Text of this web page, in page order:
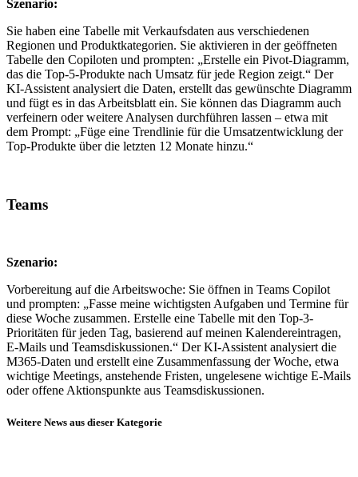
Szenario:
Sie haben eine Tabelle mit Verkaufsdaten aus verschiedenen
Regionen und Produktkategorien. Sie aktivieren in der geöffneten
Tabelle den Copiloten und prompten: „Erstelle ein Pivot-Diagramm,
das die Top-5-Produkte nach Umsatz für jede Region zeigt.“ Der
KI-Assistent analysiert die Daten, erstellt das gewünschte Diagramm
und fügt es in das Arbeitsblatt ein. Sie können das Diagramm auch
verfeinern oder weitere Analysen durchführen lassen – etwa mit
dem Prompt: „Füge eine Trendlinie für die Umsatzentwicklung der
Top-Produkte über die letzten 12 Monate hinzu.“
Teams
Szenario:
Vorbereitung auf die Arbeitswoche: Sie öffnen in Teams Copilot
und prompten: „Fasse meine wichtigsten Aufgaben und Termine für
diese Woche zusammen. Erstelle eine Tabelle mit den Top-3-
Prioritäten für jeden Tag, basierend auf meinen Kalendereintragen,
E-Mails und Teamsdiskussionen.“ Der KI-Assistent analysiert die
M365-Daten und erstellt eine Zusammenfassung der Woche, etwa
wichtige Meetings, anstehende Fristen, ungelesene wichtige E-Mails
oder offene Aktionspunkte aus Teamsdiskussionen.
Weitere News aus dieser Kategorie